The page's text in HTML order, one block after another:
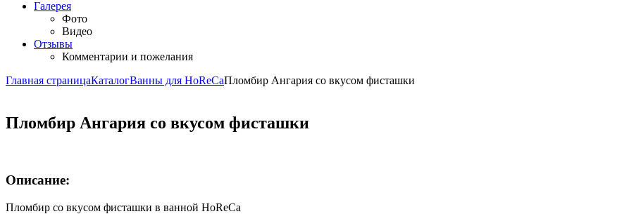
Галерея
Фото
Видео
Отзывы
Комментарии и пожелания
Главная страницаКаталогВанны для HoReCaПломбир Ангария со вкусом фисташки
Пломбир Ангария со вкусом фисташки
Описание:
Пломбир со вкусом фисташки в ванной HoReCa